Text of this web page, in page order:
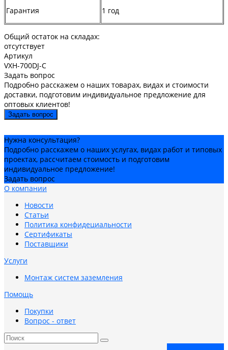
Гарантия 1 год
Общий остаток на складах:
отсутствует
Артикул
VXH-700DJ-C
Задать вопрос
Подробно расскажем о наших товарах, видах и стоимости
доставки, подготовим индивидуальное предложение для
оптовых клиентов!
Задать вопрос
Нужна консультация?
Подробно расскажем о наших услугах, видах работ и типовых
проектах, рассчитаем стоимость и подготовим
индивидуальное предложение!
Задать вопрос
О компании
Новости
Статьи
Политика конфидециальности
Сертификаты
Поставщики
Услуги
Монтаж систем заземления
Помощь
Покупки
Вопрос - ответ